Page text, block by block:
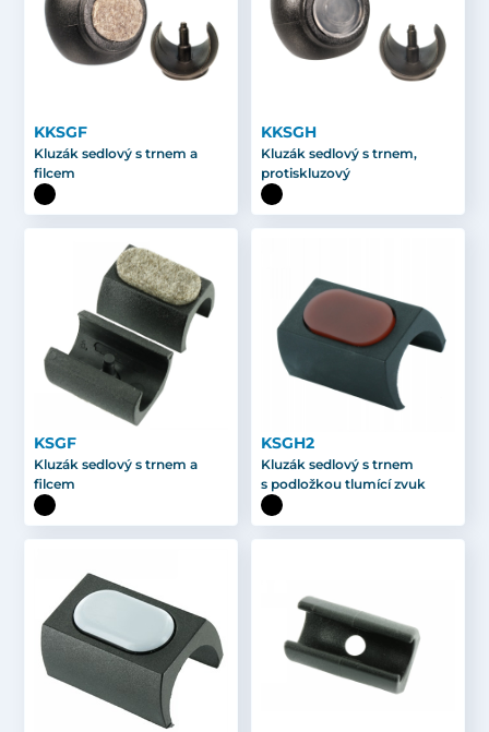
KKSGF
Kluzák sedlový s trnem a
filcem
KKSGH
Kluzák sedlový s trnem,
protiskluzový
KSGF
Kluzák sedlový s trnem a
filcem
KSGH2
Kluzák sedlový s trnem
s podložkou tlumící zvuk